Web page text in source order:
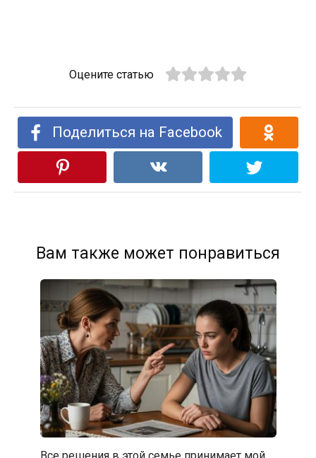
Оцените статью
Поделиться на Facebook
Вам также может понравиться